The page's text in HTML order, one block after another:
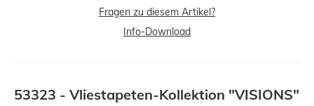
Fragen zu diesem Artikel?
Info-Download
53323 - Vliestapeten-Kollektion "VISIONS"